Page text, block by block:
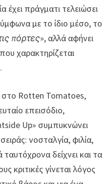
έχει πράγματι τελειώσει
με το ίδιο μέσο, το
πόρτες», αλλά αφήνει
χαρακτηρίζεται
στο Rotten Tomatoes,
επεισόδιο,
Up» συμπυκνώνει
νοσταλγία, φιλία,
δείχνει και τα
κριτικές γίνεται λόγος